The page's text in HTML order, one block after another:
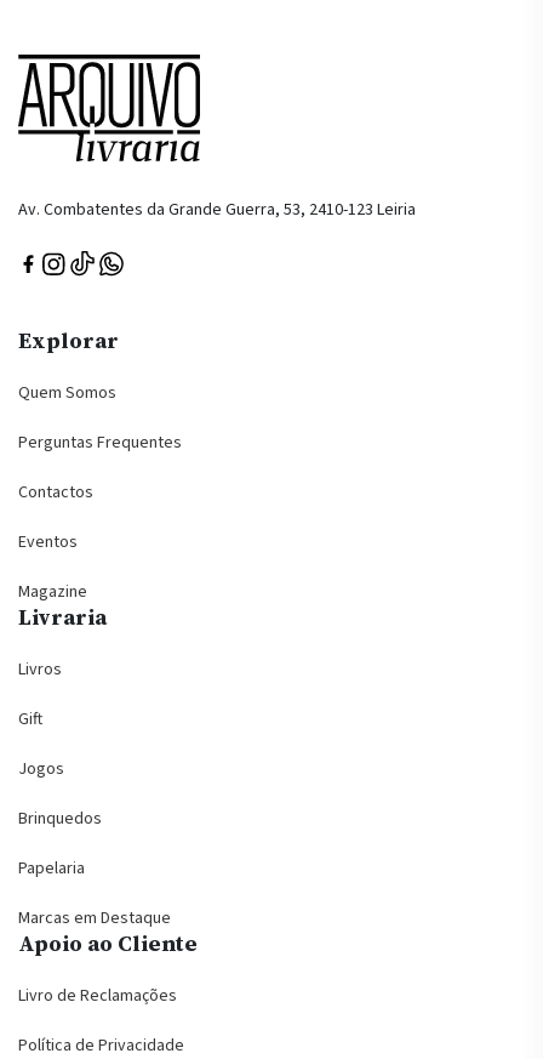
Av. Combatentes da Grande Guerra, 53, 2410-123 Leiria
Explorar
Quem Somos
Perguntas Frequentes
Contactos
Eventos
Magazine
Livraria
Livros
Gift
Jogos
Brinquedos
Papelaria
Marcas em Destaque
Apoio ao Cliente
Livro de Reclamações
Política de Privacidade